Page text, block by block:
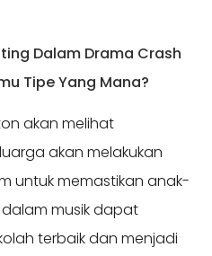
Dalam Drama Crash
Tipe Yang Mana?
akan melihat
akan melakukan
untuk memastikan anak-
musik dapat
terbaik dan menjadi